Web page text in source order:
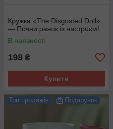
Кружка «The Disgusted Doll»
— Почни ранок із настроєм!
В наявності
198 ₴
Купити
Топ продажів Подарунок